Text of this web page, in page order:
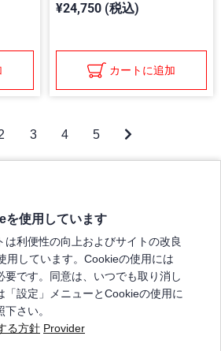
¥24,750 (税込)
カートに追加
3 4 5
を使用しています
は利便性の向上およびサイトの改良
用しています。Cookieの使用には
要です。同意は、いつでも取り消し
「設定」メニューとCookieの使用に
さい。
る方針 Provider